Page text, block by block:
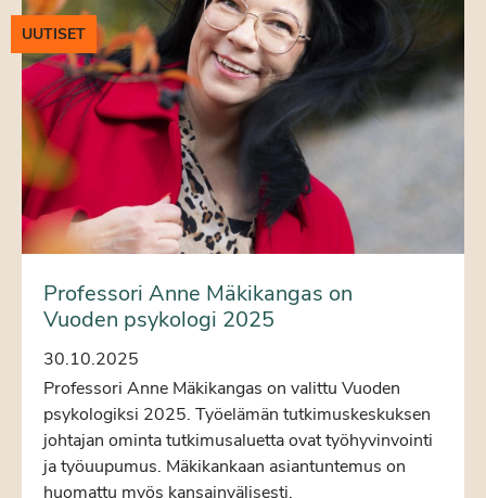
UUTISET
Professori Anne Mäkikangas on
Vuoden psykologi 2025
30.10.2025
Professori Anne Mäkikangas on valittu Vuoden
psykologiksi 2025. Työelämän tutkimuskeskuksen
johtajan ominta tutkimusaluetta ovat työhyvinvointi
ja työuupumus. Mäkikankaan asiantuntemus on
huomattu myös kansainvälisesti.